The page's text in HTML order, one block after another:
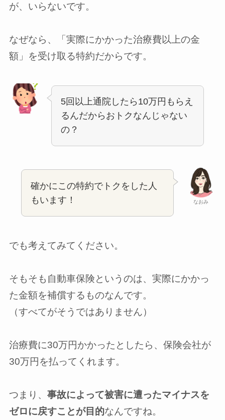
が、いらないです。
なぜなら、「実際にかかった治療費以上の金
額」を受け取る特約だからです。
5回以上通院したら10万円もらえ
るんだからおトクなんじゃない
の？
なおみ
確かにこの特約でトクをした人
もいます！
でも考えてみてください。
そもそも自動車保険というのは、実際にかかっ
た金額を補償するものなんです。
（すべてがそうではありません）
治療費に30万円かかったとしたら、保険会社が
30万円を払ってくれます。
つまり、 事故によって被害に遭ったマイナスを
ゼロに戻すことが目的なんですね。